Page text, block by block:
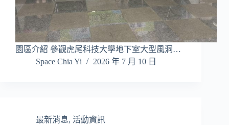
園區介紹 參觀虎尾科技大學地下室大型風洞…
Space Chia Yi
2026 年 7 月 10 日
最新消息, 活動資訊